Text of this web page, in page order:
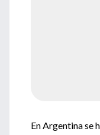
En Argentina se